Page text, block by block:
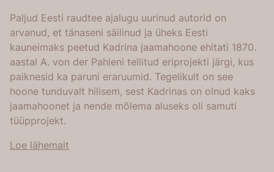
Paljud Eesti raudtee ajalugu uurinud autorid on
arvanud, et tänaseni säilinud ja üheks Eesti
kauneimaks peetud Kadrina jaamahoone ehitati 1870.
aastal A. von der Pahleni tellitud eriprojekti järgi, kus
paiknesid ka paruni eraruumid. Tegelikult on see
hoone tunduvalt hilisem, sest Kadrinas on olnud kaks
jaamahoonet ja nende mõlema aluseks oli samuti
tüüpprojekt.
Loe lähemalt